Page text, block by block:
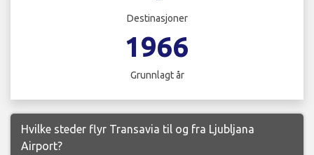
Destinasjoner
1966
Grunnlagt år
Hvilke steder flyr Transavia til og fra Ljubljana
Airport?